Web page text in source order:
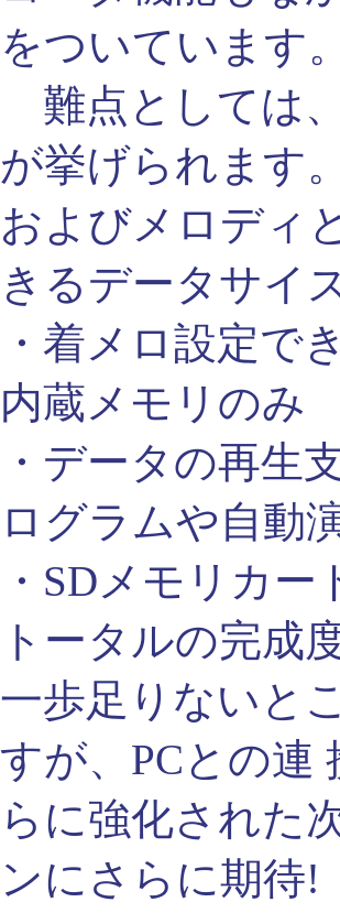
をついています
難点としては
が挙げられます
およびメロディ
きるデータサイ
・着メロ設定で
内蔵メモリのみ
・データの再生
ログラムや自動
・SDメモリカー
トータルの完成
一歩足りないと
すが、PCとの連
らに強化された
ンにさらに期待!